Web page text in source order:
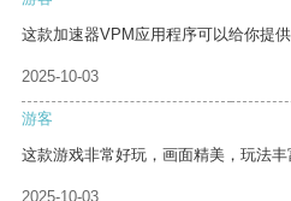
这款加速器VPM应用程序可以给你提
2025-10-03
游客
这款游戏非常好玩，画面精美，玩法丰
2025-10-03